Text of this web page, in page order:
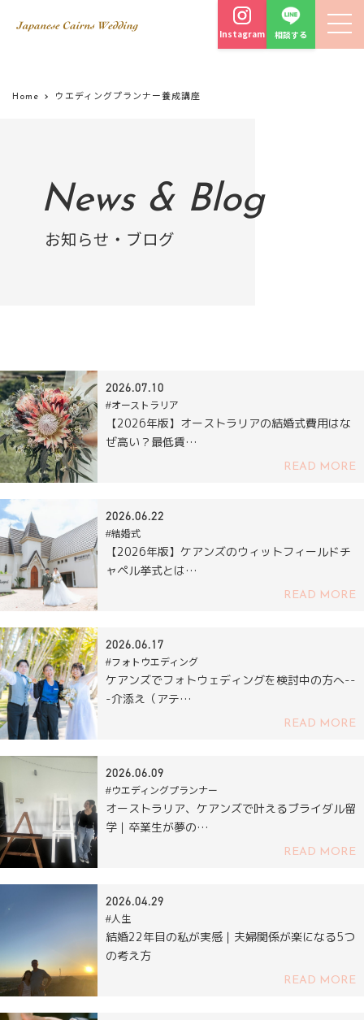
Instagram 相談する
Home ウエディングプランナー養成講座
News & Blog
お知らせ・ブログ
2026.07.10
#オーストラリア
【2026年版】オーストラリアの結婚式費用はな
ぜ高い？最低賃…
READ MORE
2026.06.22
#結婚式
【2026年版】ケアンズのウィットフィールドチ
ャペル挙式とは…
READ MORE
2026.06.17
#フォトウエディング
ケアンズでフォトウェディングを検討中の方へ--
-介添え（アテ…
READ MORE
2026.06.09
#ウエディングプランナー
オーストラリア、ケアンズで叶えるブライダル留
学｜卒業生が夢の…
READ MORE
2026.04.29
#人生
結婚22年目の私が実感｜夫婦関係が楽になる5つ
の考え方
READ MORE